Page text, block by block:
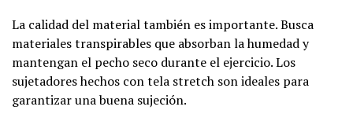
La calidad del material también es importante. Busca
materiales transpirables que absorban la humedad y
mantengan el pecho seco durante el ejercicio. Los
sujetadores hechos con tela stretch son ideales para
garantizar una buena sujeción.